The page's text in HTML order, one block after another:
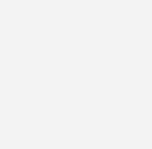
Abstand von nur drei Kilometern neben dem
Nähe der Stadt Alcala de Guadaira entstehen.
ist der neue Solarpark zwar nicht annähernd
Don Rodrigo. Doch rechnet sich die
Bis Jahresende soll das neue
„Mit Don Rodrigo 2 treiben wir die
Solarenergie in Europa weiter voran“,
Global Director Solar Projects bei BayWa re.
unserer spanischen Projektpipeline werden
in Aussicht. „Aber das ist erst der Anfang.